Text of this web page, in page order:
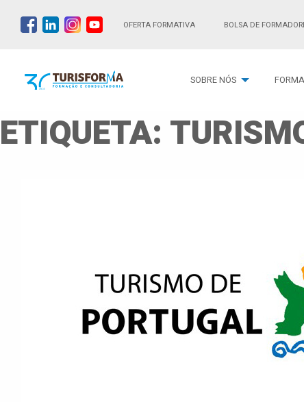
OFERTA FORMATIVA BOLSA DE
SOBRE NÓS
ETIQUETA: